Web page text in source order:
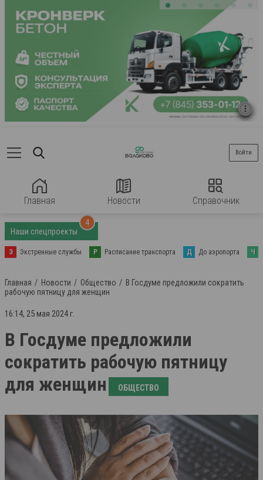
Главная Новости Справочник
Войти
Наши спецпроекты
4
Э Экстренные службы Р Расписание транспорта Д До аэропорта Ч
Главная Новости Общество
В Госдуме предложили сократить
рабочую пятницу для женщин
16:14, 25 мая 2024 г.
В Госдуме предложили
сократить рабочую пятницу
для женщин
ОБЩЕСТВО